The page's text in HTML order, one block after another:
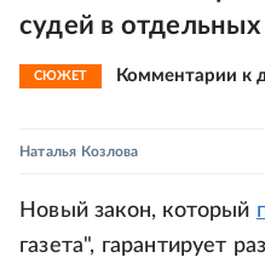
судей в
СЮЖЕТ Комментарии к
Наталья Козлова
Новый закон, который
газета", гарантирует